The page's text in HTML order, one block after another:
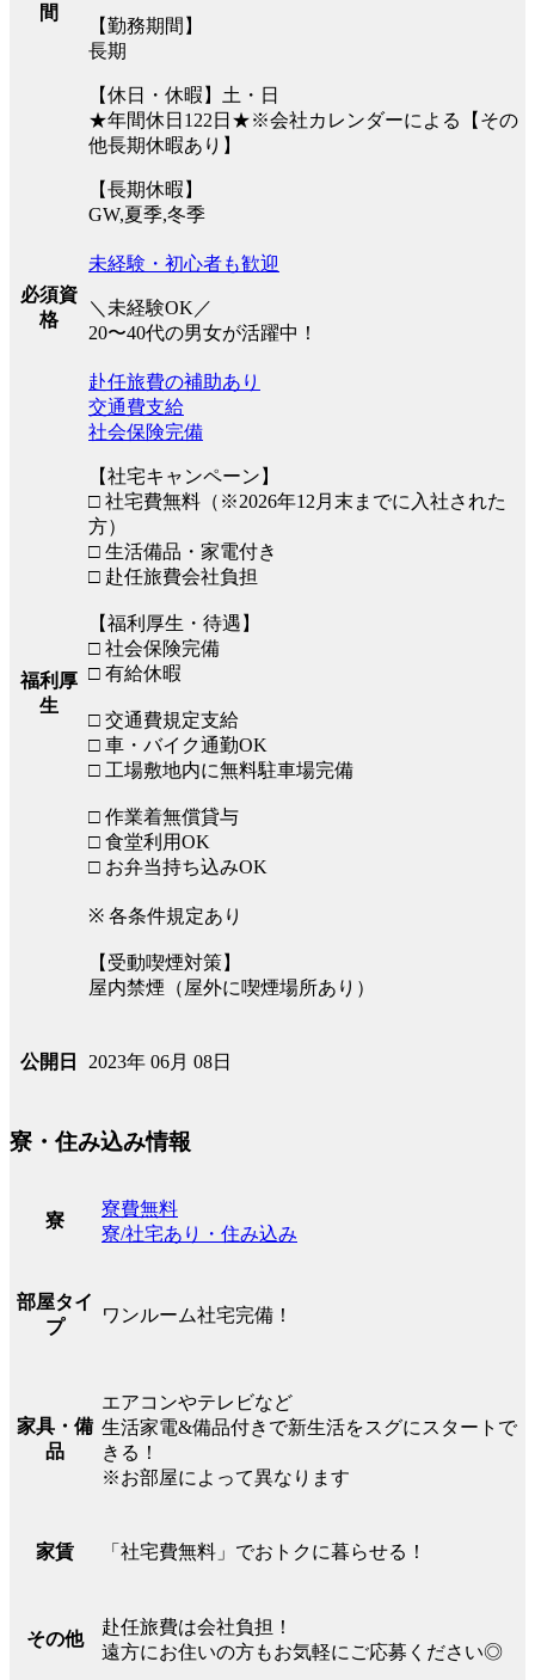
間
【勤務期間】
長期
【休日・休暇】土・日
★年間休日122日★※会社カレンダーによる【その
他長期休暇あり】
【長期休暇】
GW,夏季,冬季
必須資
格
未経験・初心者も歓迎
＼未経験OK／
20〜40代の男女が活躍中！
福利厚
生
赴任旅費の補助あり
交通費支給
社会保険完備
【社宅キャンペーン】
□ 社宅費無料（※2026年12月末までに入社された
方）
□ 生活備品・家電付き
□ 赴任旅費会社負担
【福利厚生・待遇】
□ 社会保険完備
□ 有給休暇
□ 交通費規定支給
□ 車・バイク通勤OK
□ 工場敷地内に無料駐車場完備
□ 作業着無償貸与
□ 食堂利用OK
□ お弁当持ち込みOK
※ 各条件規定あり
【受動喫煙対策】
屋内禁煙（屋外に喫煙場所あり）
公開日 2023年 06月 08日
寮・住み込み情報
寮
寮費無料
寮/社宅あり・住み込み
部屋タイ
プ
ワンルーム社宅完備！
家具・備
品
エアコンやテレビなど
生活家電&備品付きで新生活をスグにスタートで
きる！
※お部屋によって異なります
家賃 「社宅費無料」でおトクに暮らせる！
その他
赴任旅費は会社負担！
遠方にお住いの方もお気軽にご応募ください◎